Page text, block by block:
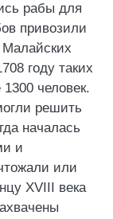
рабы для
привозили
году таких
человек.
решить
началась
и
или
XVIII века